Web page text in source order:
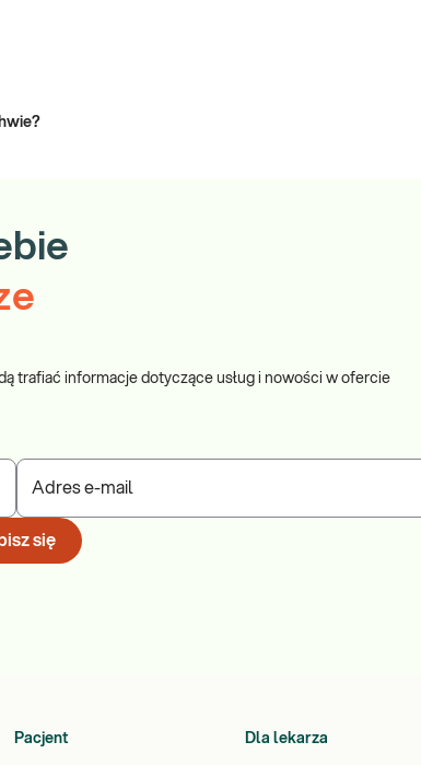
trafiać informacje dotyczące usług i nowości w ofercie
Adres e-mail
się
Pacjent Dla lekarza